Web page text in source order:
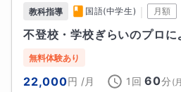
もチャットで相談してきてくだ
けでなく、お子さまが楽しく生
手伝いすることこそが、私の使
③保護者の方の悩みに寄り添う
教科指導 国語(中学生) 月額
不登校・学校ぎらいのプロに
無料体験あり
22,000円 /月 1回 60分 (